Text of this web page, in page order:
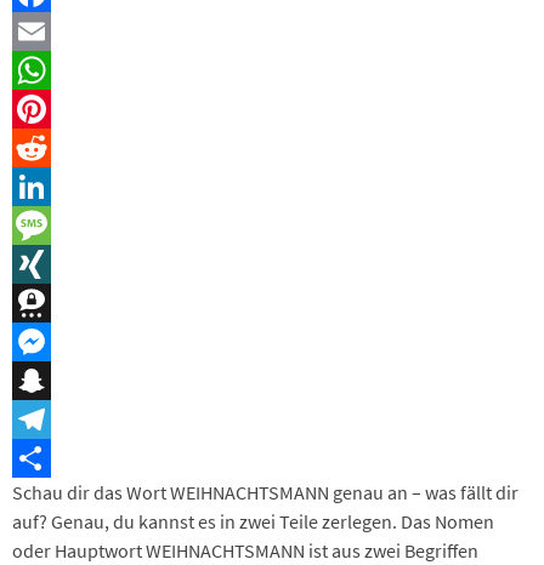
Facebook
Email
WhatsApp
Pinterest
Reddit
LinkedIn
Message
XING
Threema
Messenger
Snapchat
Telegram
Teilen
Schau dir das Wort WEIHNACHTSMANN genau an – was fällt dir
auf? Genau, du kannst es in zwei Teile zerlegen. Das Nomen
oder Hauptwort WEIHNACHTSMANN ist aus zwei Begriffen